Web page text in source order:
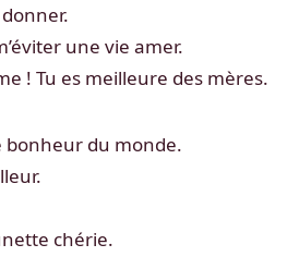
une vie amer.
! Tu es meilleure des mères.
bonheur du monde.
chérie.